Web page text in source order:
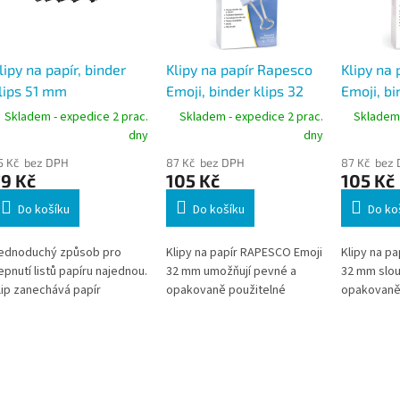
na papír, binder
51 mm
Skladem - expedice 2 prac.
dny
Kč bez DPH
Kč
Do košíku
způsob pro
listů papíru najednou.
zanechává papír
Klipy na papír Rapesco
Emoji, binder klips 32
mm, modré, 20ks
Skladem - expedice 2 prac.
dny
87 Kč bez DPH
105 Kč
Do košíku
Klipy na papír RAPESCO Emoji
32 mm umožňují pevné a
opakovaně použitelné
Klipy na
Emoji,
mm,
87 Kč bez
105 Kč
Do
Klipy na
32 mm